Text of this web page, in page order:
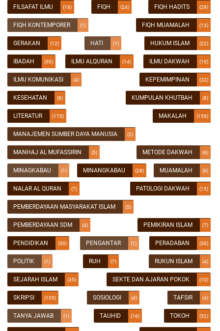
FILSAFAT ILMU (18) FIQH (24) FIQH HADITS (29)
FIQH KONTEMPORER (1) FIQH MUAMALAH (13)
GERAKAN (12) HATI (1) HUKUM ISLAM (22)
IBADAH (30) ILMU ALQURAN (14) ILMU DAKWAH (10)
ILMU KOMUNIKASI (4) KEPEMIMPINAN (32)
KESEHATAN (8) KUMPULAN KHUTBAH (8)
LITERATUR (170) MAKALAH (159)
MANAJEMEN SUMBER DAYA MANUSIA (2)
MANHAJ AL MUFASSIRIN (5) METODE DAKWAH (6)
MINAGKABAU (1) MINANGKABAU (28) MUAMALAH (6)
NALAR AL QURAN (7) PATOLOGI DAKWAH (15)
PEMBERDAYAAN MASYARAKAT ISLAM (5)
PEMBERDAYAAN SDM (4) PEMIKIRAN ISLAM (7)
PENDIDIKAN (30) PENGANTAR (1) PERADABAN (30)
POLITIK (1) RUH (7) RUKUN ISLAM (4)
SEJARAH ISLAM (35) SEKTE DAN AJARAN POKOK (10)
SKRIPSI (105) SOSIOLOGI (4) TAFSIR (4)
TANYA JAWAB (1) TAUHID (16) TOKOH (52)